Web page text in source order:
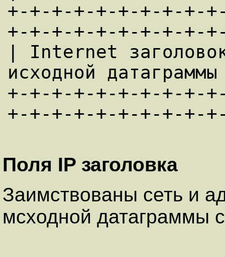
+-+-+-+-+-+-+-+-+-
+-+-+-+-+-+-+-+-+-
| Internet
исходной
+-+-+-+-+-+-+-+-+-
Поля IP заголовка
Заимствованы сеть и
мсходной датаграммы